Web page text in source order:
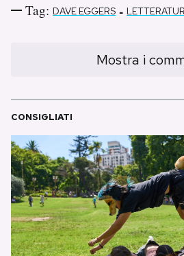
Tag: DAVE EGGERS -
Mostra i
CONSIGLIATI